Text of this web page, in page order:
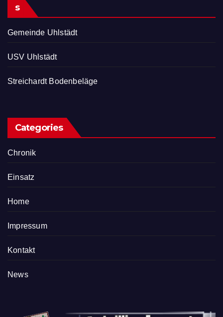
s
Gemeinde Uhlstädt
USV Uhlstädt
Streichardt Bodenbeläge
Categories
Chronik
Einsatz
Home
Impressum
Kontakt
News